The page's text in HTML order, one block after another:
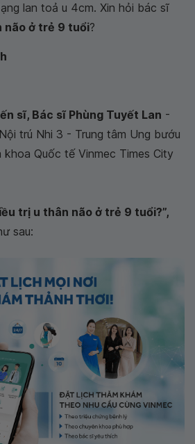
lan toả u 4cm. Xin hỏi bác sĩ
não ở trẻ 9 tuổi?
sĩ, Bác sĩ Phùng Tuyết Lan -
trú Nhi 3 - Trung tâm Ung bướu
Quốc tế Vinmec Times City
trị u thân não ở trẻ 9 tuổi?”,
sau: